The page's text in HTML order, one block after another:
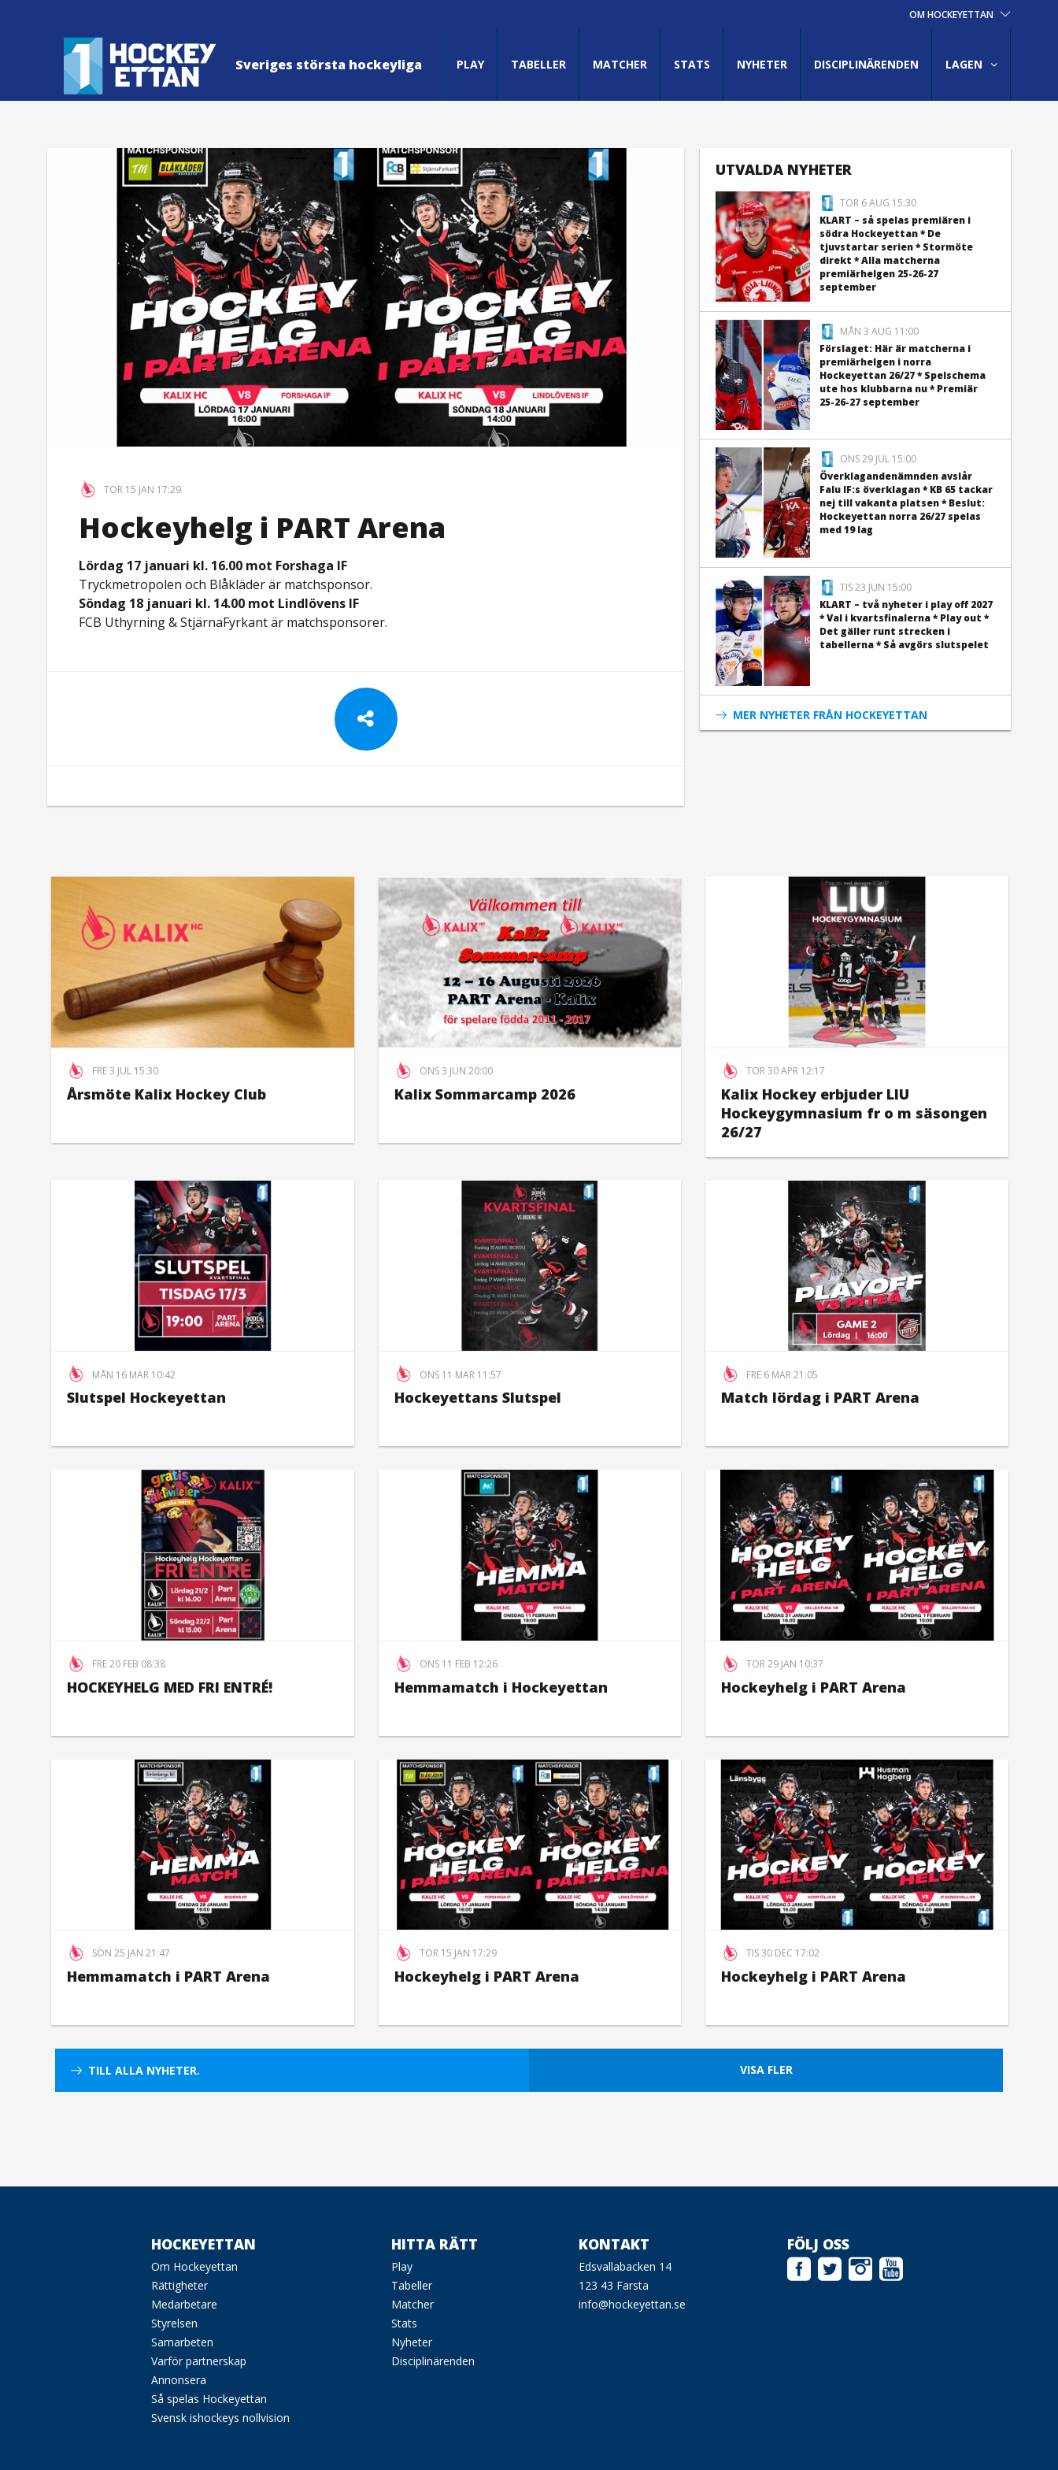
OM HOCKEYETTAN
Sveriges största hockeyliga PLAY TABELLER MATCHER STATS NYHETER DISCIPLINÄRENDEN LAGEN
TOR 15 JAN 17:29
Hockeyhelg i PART Arena
Lördag 17 januari kl. 16.00 mot Forshaga IF
Tryckmetropolen och Blåkläder är matchsponsor.
Söndag 18 januari kl. 14.00 mot Lindlövens IF
FCB Uthyrning & StjärnaFyrkant är matchsponsorer.
UTVALDA NYHETER
TOR 6 AUG 15:30
KLART – så spelas premiären i
södra Hockeyettan * De
tjuvstartar serien * Stormöte
direkt * Alla matcherna
premiärhelgen 25-26-27
september
MÅN 3 AUG 11:00
Förslaget: Här är matcherna i
premiärhelgen i norra
Hockeyettan 26/27 * Spelschema
ute hos klubbarna nu * Premiär
25-26-27 september
ONS 29 JUL 15:00
Överklagandenämnden avslår
Falu IF:s överklagan * KB 65 tackar
nej till vakanta platsen * Beslut:
Hockeyettan norra 26/27 spelas
med 19 lag
TIS 23 JUN 15:00
KLART – två nyheter i play off 2027
* Val i kvartsfinalerna * Play out *
Det gäller runt strecken i
tabellerna * Så avgörs slutspelet
MER NYHETER FRÅN HOCKEYETTAN
FRE 3 JUL 15:30
Årsmöte Kalix Hockey Club
ONS 3 JUN 20:00
Kalix Sommarcamp 2026
TOR 30 APR 12:17
Kalix Hockey erbjuder LIU
Hockeygymnasium fr o m säsongen
26/27
MÅN 16 MAR 10:42
Slutspel Hockeyettan
ONS 11 MAR 11:57
Hockeyettans Slutspel
FRE 6 MAR 21:05
Match lördag i PART Arena
FRE 20 FEB 08:38
HOCKEYHELG MED FRI ENTRÉ!
ONS 11 FEB 12:26
Hemmamatch i Hockeyettan
TOR 29 JAN 10:37
Hockeyhelg i PART Arena
SÖN 25 JAN 21:47
Hemmamatch i PART Arena
TOR 15 JAN 17:29
Hockeyhelg i PART Arena
TIS 30 DEC 17:02
Hockeyhelg i PART Arena
VISA FLER
TILL ALLA NYHETER.
HOCKEYETTAN
Om Hockeyettan
Rättigheter
Medarbetare
Styrelsen
Samarbeten
Varför partnerskap
Annonsera
Så spelas Hockeyettan
Svensk ishockeys nollvision
HITTA RÄTT
Play
Tabeller
Matcher
Stats
Nyheter
Disciplinärenden
KONTAKT
Edsvallabacken 14
123 43 Farsta
info@hockeyettan.se
FÖLJ OSS